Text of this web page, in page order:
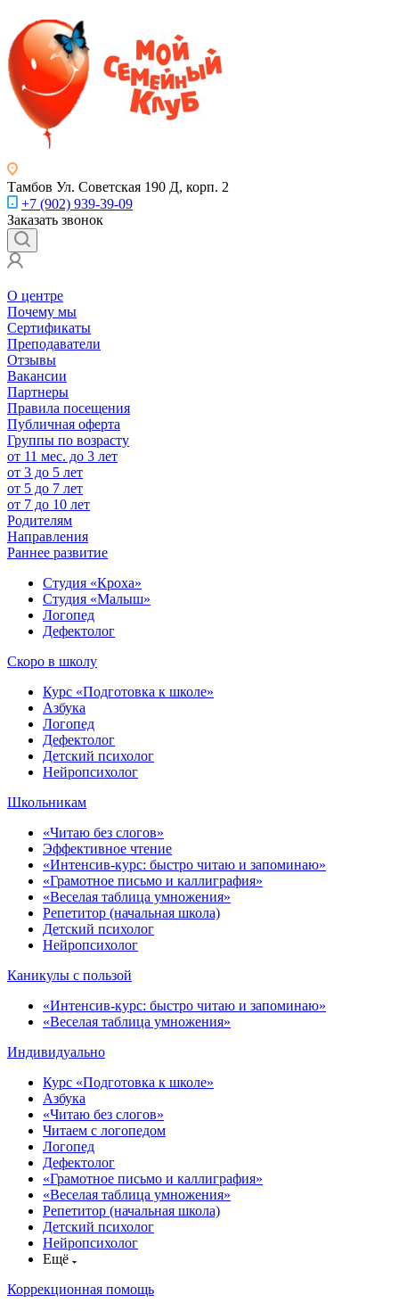
Тамбов Ул. Советская 190 Д, корп. 2
+7 (902) 939-39-09
Заказать звонок
О центре
Почему мы
Сертификаты
Преподаватели
Отзывы
Вакансии
Партнеры
Правила посещения
Публичная оферта
Группы по возрасту
от 11 мес. до 3 лет
от 3 до 5 лет
от 5 до 7 лет
от 7 до 10 лет
Родителям
Направления
Раннее развитие
Студия «Кроха»
Студия «Малыш»
Логопед
Дефектолог
Скоро в школу
Курс «Подготовка к школе»
Азбука
Логопед
Дефектолог
Детский психолог
Нейропсихолог
Школьникам
«Читаю без слогов»
Эффективное чтение
«Интенсив-курс: быстро читаю и запоминаю»
«Грамотное письмо и каллиграфия»
«Веселая таблица умножения»
Репетитор (начальная школа)
Детский психолог
Нейропсихолог
Каникулы с пользой
«Интенсив-курс: быстро читаю и запоминаю»
«Веселая таблица умножения»
Индивидуально
Курс «Подготовка к школе»
Азбука
«Читаю без слогов»
Читаем с логопедом
Логопед
Дефектолог
«Грамотное письмо и каллиграфия»
«Веселая таблица умножения»
Репетитор (начальная школа)
Детский психолог
Нейропсихолог
Ещё
Коррекционная помощь